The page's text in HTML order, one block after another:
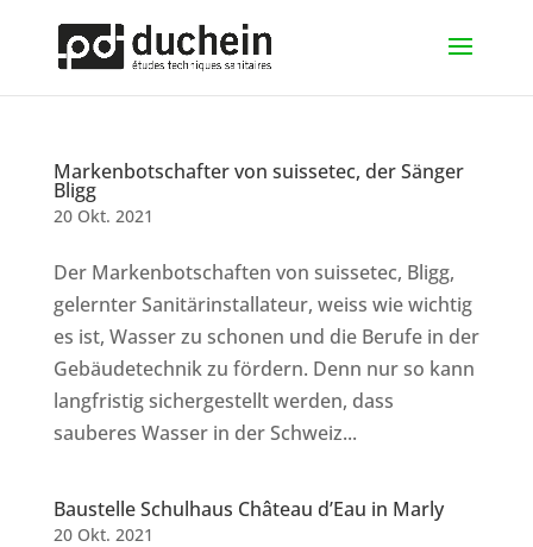
Markenbotschafter von suissetec, der Sänger
Bligg
20 Okt. 2021
Der Markenbotschaften von suissetec, Bligg,
gelernter Sanitärinstallateur, weiss wie wichtig
es ist, Wasser zu schonen und die Berufe in der
Gebäudetechnik zu fördern. Denn nur so kann
langfristig sichergestellt werden, dass
sauberes Wasser in der Schweiz...
Baustelle Schulhaus Château d’Eau in Marly
20 Okt. 2021